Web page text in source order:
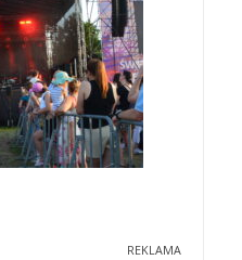
REKLAMA